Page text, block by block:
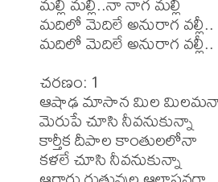
మదిలో మెదిలే అనురాగ వల్లీ..
మదిలో మెదిలే అనురాగ వల్లీ..
చరణం: 1
ఆషాఢ మాసాన మిల
మెరుపే చూసి నీవనుకున్నా
కార్తీక దీపాల కాంతులలోనా
కళలే చూసి నీవనుకున్నా